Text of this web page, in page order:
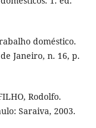
doméstico.
Janeiro, n. 16, p.
Rodolfo.
Saraiva, 2003.